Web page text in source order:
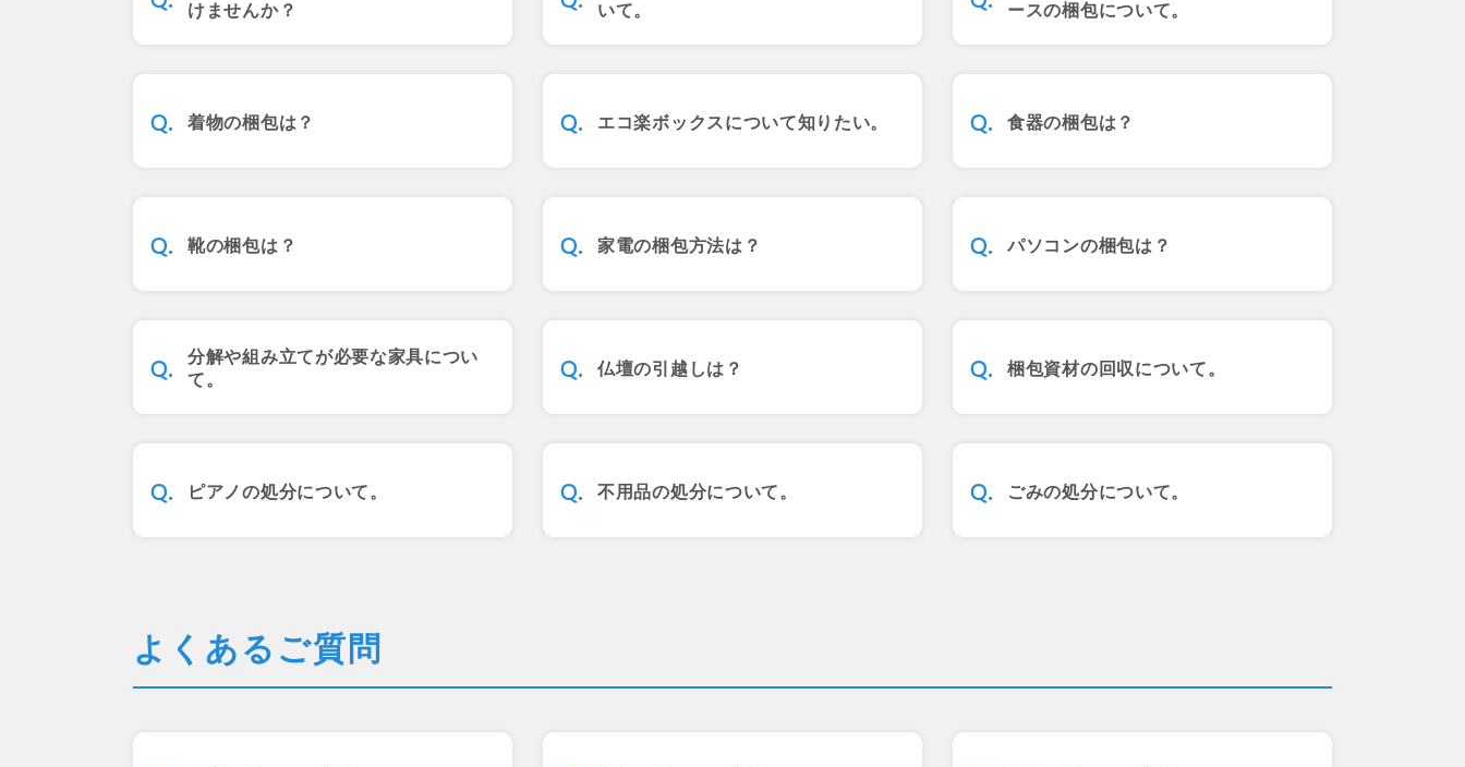
けませんか？
いて。
ースの梱包について。
着物の梱包は？ エコ楽ボックスについて知りたい。 食器の梱包は？
靴の梱包は？ 家電の梱包方法は？ パソコンの梱包は？
分解や組み立てが必要な家具につい
て。
仏壇の引越しは？ 梱包資材の回収について。
ピアノの処分について。 不用品の処分について。 ごみの処分について。
よくあるご質問